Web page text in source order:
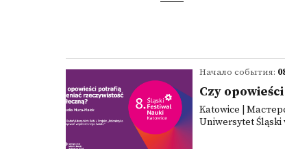
Начало события:
Czy
Katowice |
Uniwersytet Śląski